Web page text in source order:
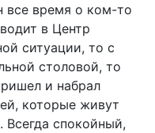
все время о ком-то
в Центр
ситуации, то с
столовой, то
и набрал
которые живут
Всегда спокойный,